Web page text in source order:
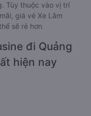
Tùy thuộc vào vị trí
giá vé Xe Lâm
sẽ rẻ hơn
đi Quảng
hiện nay